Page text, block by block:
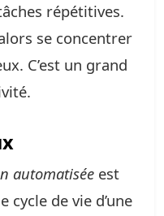
répétitives.
se concentrer
C’est un grand
automatisée est
de vie d’une